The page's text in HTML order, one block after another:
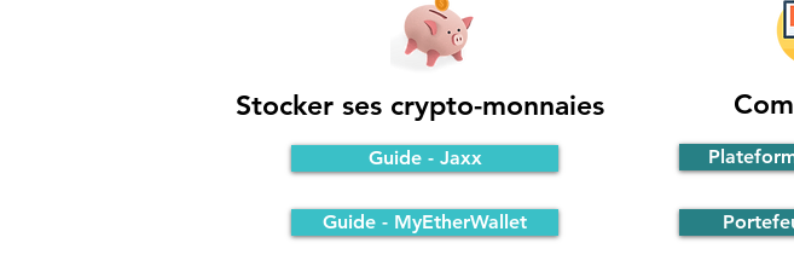
Stocker ses crypto-monnaies
Guide - Jaxx
Guide - MyEtherWallet